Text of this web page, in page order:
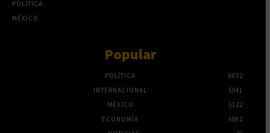
POLÍTICA
MÉXICO
Popular
POLÍTICA
6652
INTERNACIONAL
5941
MÉXICO
5122
ECONOMÍA
5082